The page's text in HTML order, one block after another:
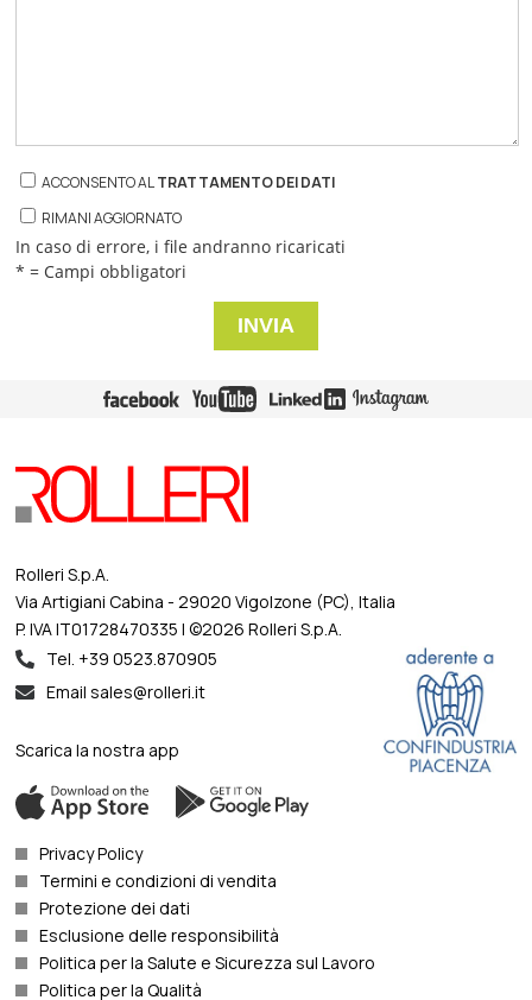
ACCONSENTO ALTRATTAMENTO DEI DATI
RIMANI AGGIORNATO
In caso di errore, i file andranno ricaricati
* = Campi obbligatori
INVIA
Rolleri S.p.A.
Via Artigiani Cabina - 29020 Vigolzone (PC), Italia
P. IVA IT01728470335 | ©2026 Rolleri S.p.A.
Tel. +39 0523.870905
Email sales@rolleri.it
Scarica la nostra app
Privacy Policy
Termini e condizioni di vendita
Protezione dei dati
Esclusione delle responsibilità
Politica per la Salute e Sicurezza sul Lavoro
Politica per la Qualità